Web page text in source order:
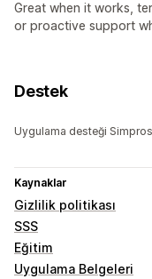
Great when it works,
or proactive support
Destek
Uygulama desteği
Kaynaklar
Gizlilik politikası
SSS
Eğitim
Uygulama Belgeleri